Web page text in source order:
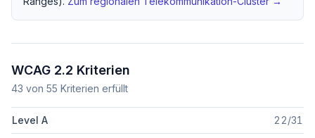
WCAG 2.2 Kriterien
43 von 55 Kriterien erfüllt
Level A 22/31